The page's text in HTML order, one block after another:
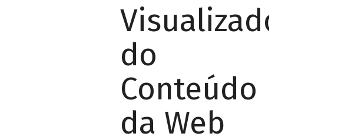
Visualizador
do
Conteúdo
da Web